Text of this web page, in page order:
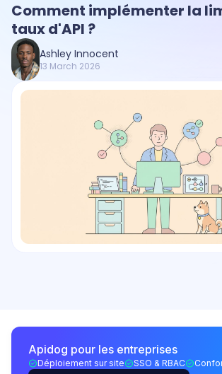
Comment implémenter la
taux d'API ?
Ashley Innocent
13 March 2026
Apidog pour les entreprises
Déploiement sur site SSO & RBAC